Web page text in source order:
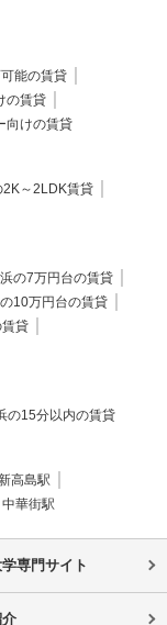
能の賃貸
の賃貸
向けの賃貸
2K～2LDK賃貸
の7万円台の賃貸
10万円台の賃貸
貸
の15分以内の賃貸
高島駅
華街駅
専門サイト